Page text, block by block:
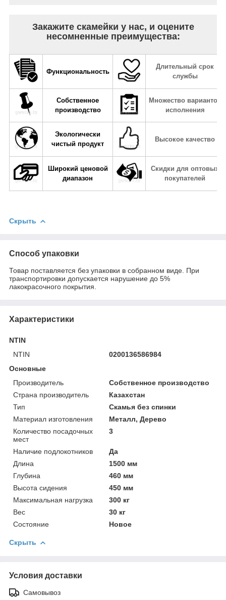
Закажите скамейки у нас, и оцените
несомненные преимущества:
Функциональность
Длительный срок
службы
Собственное
производство
Множество вариантов
исполнения
Экологически
чистый продукт
Высокое качество
Широкий ценовой
диапазон
Скидки для оптовых
покупателей
Скрыть
Способ упаковки
Товар поставляется без упаковки в собранном виде. При
транспортировки допускается нарушение до 5%
лакокрасочного покрытия.
Характеристики
NTIN
NTIN
0200136586984
Основные
Производитель
Собственное производство
Страна производитель
Казахстан
Тип
Скамья без спинки
Материал изготовления
Металл, Дерево
Количество посадочных
мест
3
Наличие подлокотников
Да
Длина
1500 мм
Глубина
460 мм
Высота сидения
450 мм
Максимальная нагрузка
300 кг
Вес
30 кг
Состояние
Новое
Скрыть
Условия доставки
Самовывоз